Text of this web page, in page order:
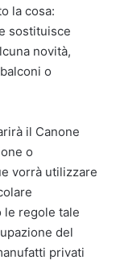
la cosa:
sostituisce
novità,
o
il Canone
o
vorrà utilizzare
le regole tale
del
privati